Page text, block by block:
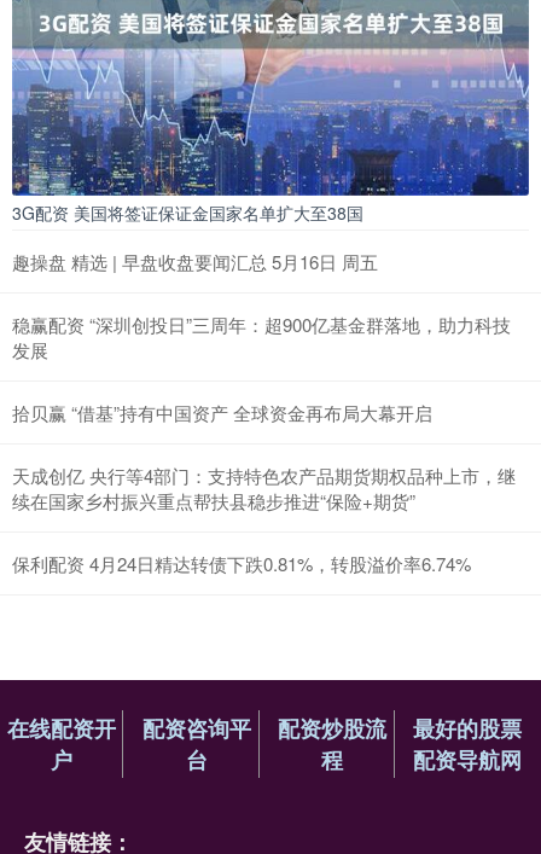
3G配资 美国将签证保证金国家名单扩大至38国
趣操盘 精选 | 早盘收盘要闻汇总 5月16日 周五
稳赢配资 “深圳创投日”三周年：超900亿基金群落地，助力科技
发展
拾贝赢 “借基”持有中国资产 全球资金再布局大幕开启
天成创亿 央行等4部门：支持特色农产品期货期权品种上市，继
续在国家乡村振兴重点帮扶县稳步推进“保险+期货”
保利配资 4月24日精达转债下跌0.81%，转股溢价率6.74%
在线配资开
户
配资咨询平
台
配资炒股流
程
最好的股票
配资导航网
友情链接：